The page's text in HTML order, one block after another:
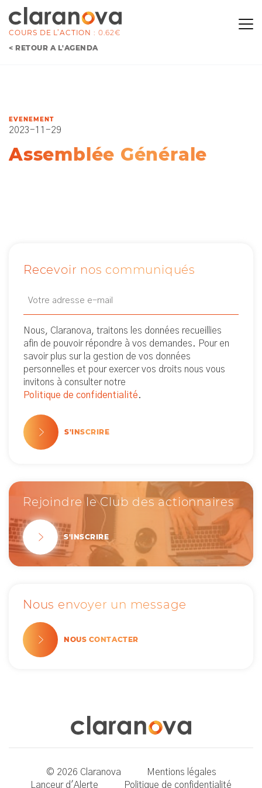
COURS DE L’ACTION : 0.62€
< RETOUR À L'AGENDA
EVENEMENT
2023-11-29
Assemblée Générale
Recevoir nos communiqués
Newsletter
Nous, Claranova, traitons les données recueillies
afin de pouvoir répondre à vos demandes. Pour en
savoir plus sur la gestion de vos données
personnelles et pour exercer vos droits nous vous
invitons à consulter notre
Politique de confidentialité.
S'INSCRIRE
Rejoindre le Club des actionnaires
S'INSCRIRE
Nous envoyer un message
NOUS CONTACTER
© 2026 Claranova
Mentions légales
Lanceur d'Alerte
Politique de confidentialité